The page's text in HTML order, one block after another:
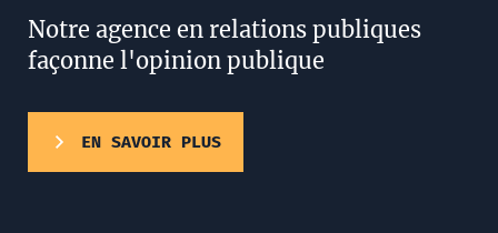
Notre agence en relations publiques
façonne l'opinion publique
EN SAVOIR PLUS